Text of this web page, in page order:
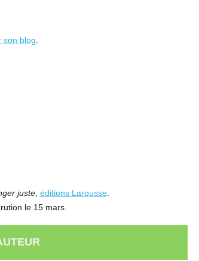
son blog
juste, éditions Larousse.
le 15 mars.